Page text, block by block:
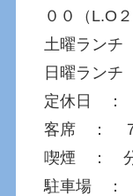
００（L.O
土曜ラン
日曜ラン
定休日 ：
客席 ：
喫煙 ：
駐車場 ：